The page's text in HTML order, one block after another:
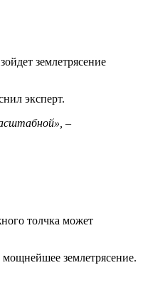
землетрясение
эксперт.
–
толчка может
мощнейшее землетрясение.